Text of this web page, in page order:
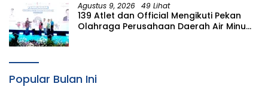
Agustus 9, 2026 49 Lihat
139 Atlet dan Official Mengikuti Pekan
Olahraga Perusahaan Daerah Air Minum
Popular Bulan Ini